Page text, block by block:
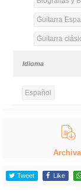
Guitarra
Guitarra
Idioma
Español
Tweet Like